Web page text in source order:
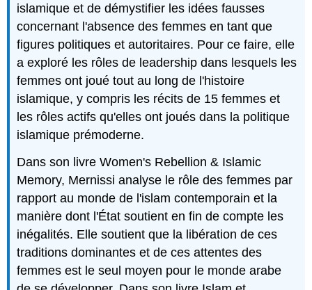
islamique et de démystifier les idées fausses
concernant l'absence des femmes en tant que
figures politiques et autoritaires. Pour ce faire, elle
a exploré les rôles de leadership dans lesquels les
femmes ont joué tout au long de l'histoire
islamique, y compris les récits de 15 femmes et
les rôles actifs qu'elles ont joués dans la politique
islamique prémoderne.
Dans son livre Women's Rebellion & Islamic
Memory, Mernissi analyse le rôle des femmes par
rapport au monde de l'islam contemporain et la
manière dont l'État soutient en fin de compte les
inégalités. Elle soutient que la libération de ces
traditions dominantes et de ces attentes des
femmes est le seul moyen pour le monde arabe